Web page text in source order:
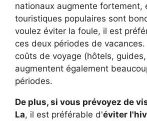
nationaux augmente fortement,
touristiques populaires sont
voulez éviter la foule, il est
ces deux périodes de vacances.
coûts de voyage (hôtels,
augmentent également
périodes.
De plus, si vous prévoyez de
La, il est préférable d'éviter